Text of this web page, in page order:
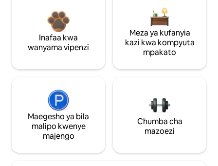
Inafaa kwa
wanyama vipenzi
Meza ya kufanyia
kazi kwa kompyuta
mpakato
Maegesho ya bila
malipo kwenye
majengo
Chumba cha
mazoezi